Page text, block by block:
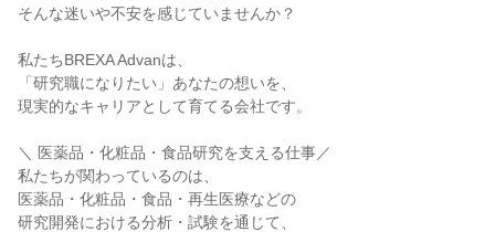
そんな迷いや不安を感じていませんか？
私たちBREXA Advanは、
「研究職になりたい」あなたの想いを、
現実的なキャリアとして育てる会社です。
＼ 医薬品・化粧品・食品研究を支える仕事／
私たちが関わっているのは、
医薬品・化粧品・食品・再生医療などの
研究開発における分析・試験を通じて、